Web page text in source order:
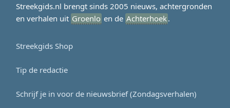
Streekgids.nl brengt sinds 2005 nieuws, achtergronden
en verhalen uit Groenlo en de Achterhoek.
Streekgids Shop
Tip de redactie
Schrijf je in voor de nieuwsbrief (Zondagsverhalen)